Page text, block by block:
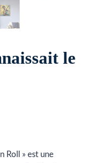
le
Roll » est une